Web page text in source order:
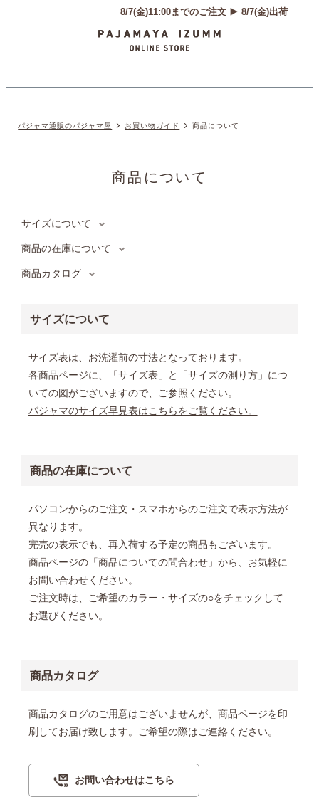
パジャマ通販のパジャマ屋 お買い物ガイド 商品について
商品について
サイズについて
商品の在庫について
商品カタログ
サイズについて
サイズ表は、お洗濯前の寸法となっております。
各商品ページに、「サイズ表」と「サイズの測り方」につ
いての図がございますので、ご参照ください。
パジャマのサイズ早見表はこちらをご覧ください。
商品の在庫について
パソコンからのご注文・スマホからのご注文で表示方法が
異なります。
完売の表示でも、再入荷する予定の商品もございます。
商品ページの「商品についての問合わせ」から、お気軽に
お問い合わせください。
ご注文時は、ご希望のカラー・サイズの○をチェックして
お選びください。
商品カタログ
商品カタログのご用意はございませんが、商品ページを印
刷してお届け致します。ご希望の際はご連絡ください。
お問い合わせはこちら